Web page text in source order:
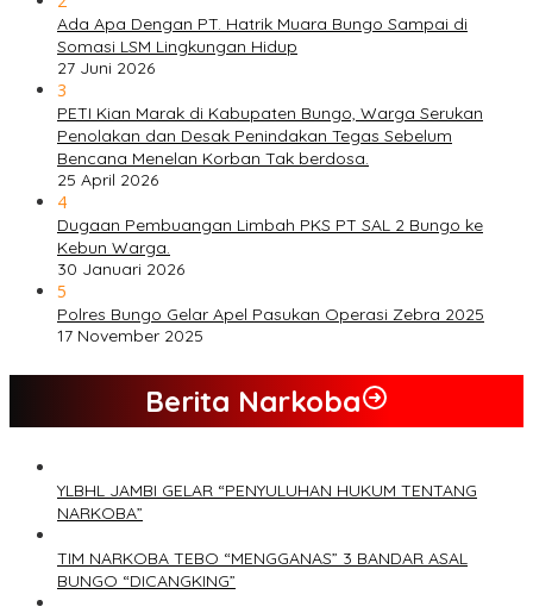
Ada Apa Dengan PT. Hatrik Muara Bungo Sampai di
Somasi LSM Lingkungan Hidup
27 Juni 2026
3
PETI Kian Marak di Kabupaten Bungo, Warga Serukan
Penolakan dan Desak Penindakan Tegas Sebelum
Bencana Menelan Korban Tak berdosa.
25 April 2026
4
Dugaan Pembuangan Limbah PKS PT SAL 2 Bungo ke
Kebun Warga.
30 Januari 2026
5
Polres Bungo Gelar Apel Pasukan Operasi Zebra 2025
17 November 2025
Berita Narkoba
YLBHL JAMBI GELAR “PENYULUHAN HUKUM TENTANG
NARKOBA”
TIM NARKOBA TEBO “MENGGANAS” 3 BANDAR ASAL
BUNGO “DICANGKING”